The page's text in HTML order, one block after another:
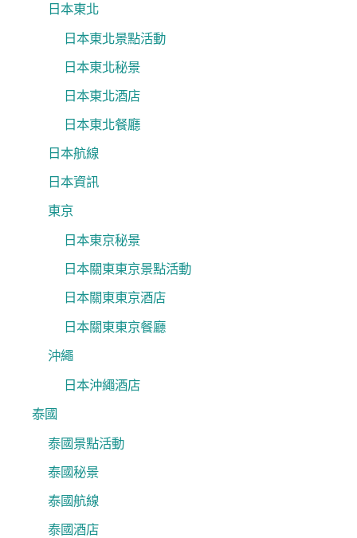
日本東北
日本東北景點活動
日本東北秘景
日本東北酒店
日本東北餐廳
日本航線
日本資訊
東京
日本東京秘景
日本關東東京景點活動
日本關東東京酒店
日本關東東京餐廳
沖繩
日本沖繩酒店
泰國
泰國景點活動
泰國秘景
泰國航線
泰國酒店